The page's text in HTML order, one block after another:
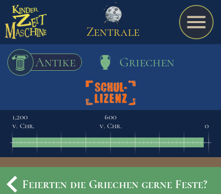
A bis Z
Termine
Zentrale
Antike Griechen
1,200
v. Chr.
600
v. Chr.
0
Feierten die Griechen gerne Feste?